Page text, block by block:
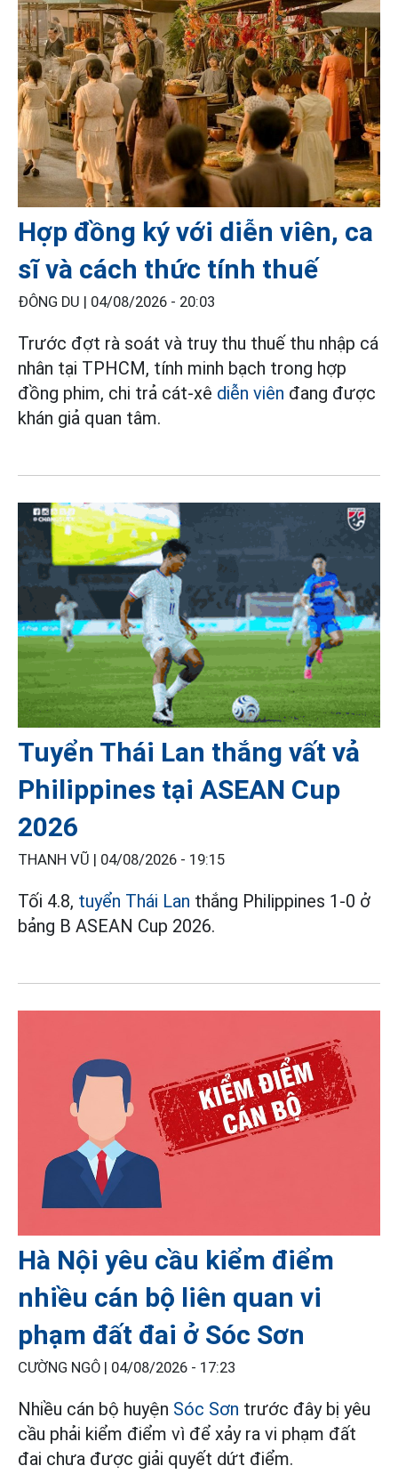
Hợp đồng ký với diễn viên, ca
sĩ và cách thức tính thuế
ĐÔNG DU | 04/08/2026 - 20:03
Trước đợt rà soát và truy thu thuế thu nhập cá
nhân tại TPHCM, tính minh bạch trong hợp
đồng phim, chi trả cát-xê diễn viên đang được
khán giả quan tâm.
Tuyển Thái Lan thắng vất vả
Philippines tại ASEAN Cup
2026
THANH VŨ | 04/08/2026 - 19:15
Tối 4.8, tuyển Thái Lan thắng Philippines 1-0 ở
bảng B ASEAN Cup 2026.
Hà Nội yêu cầu kiểm điểm
nhiều cán bộ liên quan vi
phạm đất đai ở Sóc Sơn
CƯỜNG NGÔ | 04/08/2026 - 17:23
Nhiều cán bộ huyện Sóc Sơn trước đây bị yêu
cầu phải kiểm điểm vì để xảy ra vi phạm đất
đai chưa được giải quyết dứt điểm.